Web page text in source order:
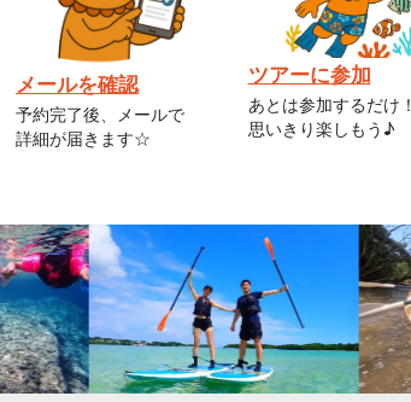
メールを確認
予約完了後、メールで
詳細が届きます☆
ツアーに参加
あとは参加するだけ！
思いきり楽しもう♪